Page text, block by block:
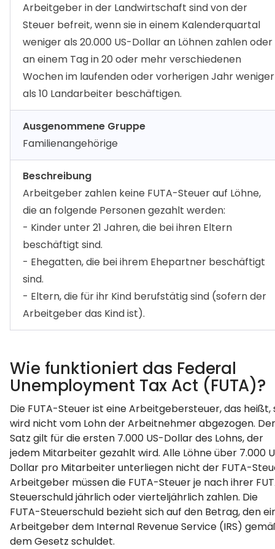
Arbeitgeber in der Landwirtschaft sind von der
Steuer befreit, wenn sie in einem Kalenderquartal
weniger als 20.000 US-Dollar an Löhnen zahlen oder
an einem Tag in 20 oder mehr verschiedenen
Wochen im laufenden oder vorherigen Jahr weniger
als 10 Landarbeiter beschäftigen.
Ausgenommene Gruppe
Familienangehörige
Beschreibung
Arbeitgeber zahlen keine FUTA-Steuer auf Löhne,
die an folgende Personen gezahlt werden:
- Kinder unter 21 Jahren, die bei ihren Eltern
beschäftigt sind.
- Ehegatten, die bei ihrem Ehepartner beschäftigt
sind.
- Eltern, die für ihr Kind berufstätig sind (sofern der
Arbeitgeber das Kind ist).
Wie funktioniert das Federal
Unemployment Tax Act (FUTA)?
Die FUTA-Steuer ist eine Arbeitgebersteuer, das heißt,
wird nicht vom Lohn der Arbeitnehmer abgezogen. Der
Satz gilt für die ersten 7.000 US-Dollar des Lohns, der
jedem Mitarbeiter gezahlt wird. Alle Löhne über 7.000
Dollar pro Mitarbeiter unterliegen nicht der FUTA-
Arbeitgeber müssen die FUTA-Steuer je nach ihrer
Steuerschuld jährlich oder vierteljährlich zahlen. Die
FUTA-Steuerschuld bezieht sich auf den Betrag, den
Arbeitgeber dem Internal Revenue Service (IRS)
dem Gesetz schuldet.